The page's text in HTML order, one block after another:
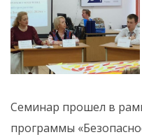
Семинар прошел в
программы